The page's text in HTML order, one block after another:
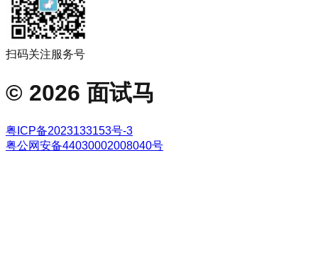
扫码关注服务号
© 2026 面试马
粤ICP备2023133153号-3
粤公网安备44030002008040号